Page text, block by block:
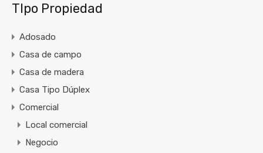
TIpo Propiedad
Adosado
Casa de campo
Casa de madera
Casa Tipo Dúplex
Comercial
Local comercial
Negocio